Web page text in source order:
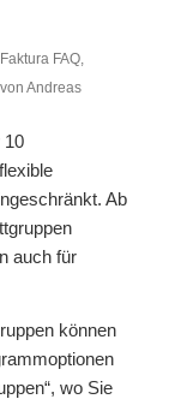
FAQ,
von Andreas
10
Ab
auch für
können
wo Sie